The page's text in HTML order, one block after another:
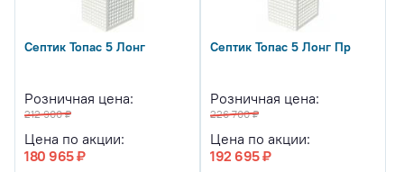
Септик Топас 5 Лонг
Розничная цена:
212 900 ₽
Цена по акции:
180 965 ₽
Септик Топас 5 Лонг Пр
Розничная цена:
226 700 ₽
Цена по акции:
192 695 ₽